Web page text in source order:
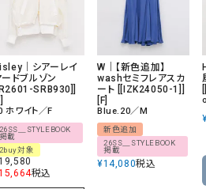
GO TO HOLLYWOOD（ゴートゥーハ
ッド）
G-STAR RAW（ジースターロウ）
GOOD SPEED（グッドスピード）
GAIMO（ガイモ）
GRAMICCI（グラミチ）
｜シアーレイ
ードブルゾン
SRB930]]
ホワイト／F
26SS＿STYLEBOOK
掲載
2buy対象
19,580
税込
W｜【新色追加】
washセミフレアスカ
ート [[IZK24050-1]]
[F]
Blue.20／M
新色追加
26SS＿STYLEBOOK
掲載
¥14,080税込